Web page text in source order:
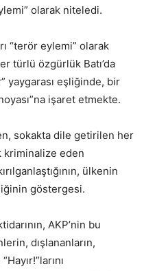
olarak niteledi.
“terör eylemi” olarak
türlü özgürlük Batı’da
yaygarası eşliğinde, bir
işaret etmekte.
sokakta dile getirilen her
kriminalize eden
ülkenin
göstergesi.
AKP’nin bu
dışlananların,